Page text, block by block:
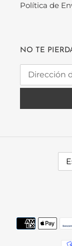
Política de
NO TE